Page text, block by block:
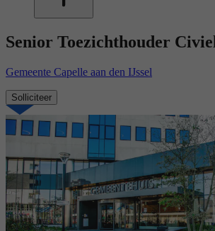
Senior Toezichthouder Civiel
Gemeente Capelle aan den IJssel
Solliciteer